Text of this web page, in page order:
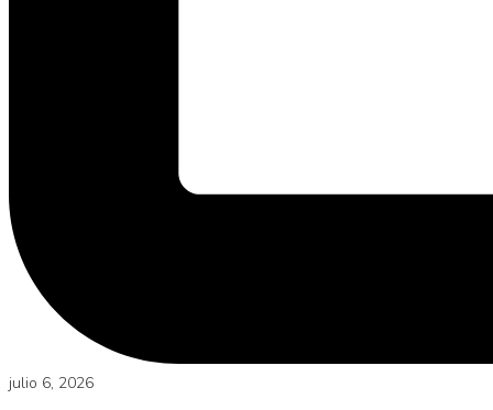
julio 6, 2026